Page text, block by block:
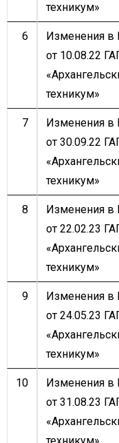
техникум»
6
Изменения в
от 10.08.22
техникум»
7
Изменения в
от 30.09.22
техникум»
8
Изменения в
от 22.02.23
техникум»
9
Изменения в
от 24.05.23
техникум»
10
Изменения в
от 31.08.23